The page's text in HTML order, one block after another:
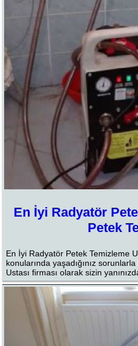
En İyi Radyatör
Petek
En İyi Radyatör Petek Temizleme
konularında yaşadığınız
Ustası firması olarak sizin